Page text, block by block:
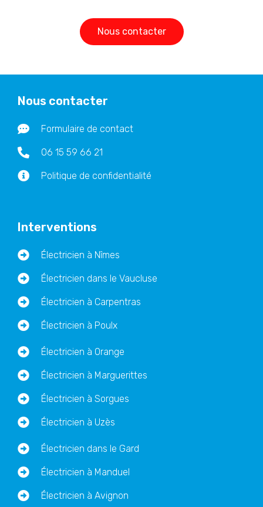
Nous contacter
Nous contacter
Formulaire de contact
06 15 59 66 21
Politique de confidentialité
Interventions
Électricien à Nîmes
Électricien dans le Vaucluse
Électricien à Carpentras
Électricien à Poulx
Électricien à Orange
Électricien à Marguerittes
Électricien à Sorgues
Électricien à Uzès
Électricien dans le Gard
Électricien à Manduel
Électricien à Avignon